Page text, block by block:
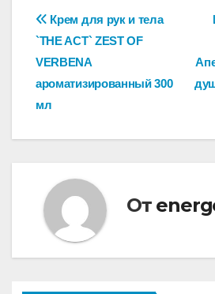
Навигация
по
записям
Крем для рук и тела
`THE ACT` ZEST OF
VERBENA
ароматизированный 300
мл
От